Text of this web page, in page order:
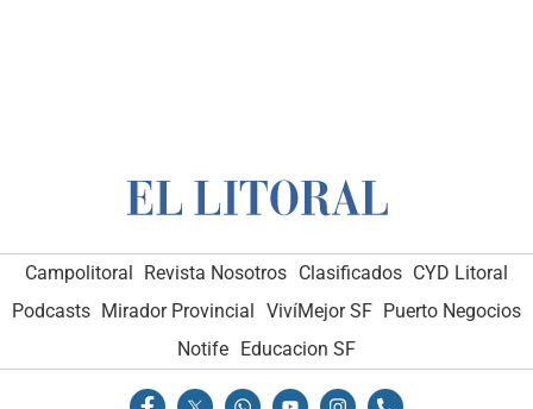
Campolitoral Revista Nosotros Clasificados CYD Litoral
Podcasts Mirador Provincial VivíMejor SF Puerto Negocios
Notife Educacion SF